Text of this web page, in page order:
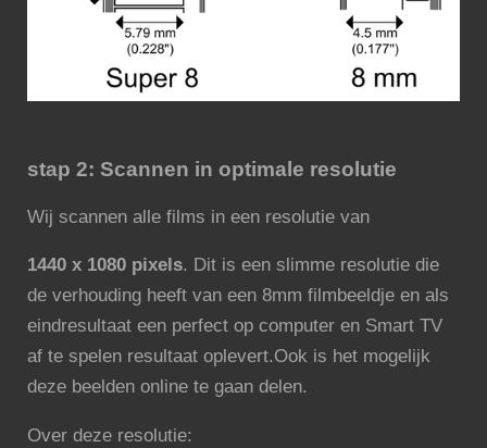
stap 2: Scannen in optimale resolutie
Wij scannen alle films in een resolutie van
1440 x 1080 pixels. Dit is een slimme resolutie die
de verhouding heeft van een 8mm filmbeeldje en als
eindresultaat een perfect op computer en Smart TV
af te spelen resultaat oplevert.Ook is het mogelijk
deze beelden online te gaan delen.
Over deze resolutie: